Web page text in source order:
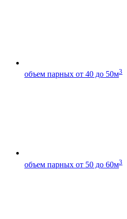
объем парных от 40 до 50м3
объем парных от 50 до 60м3